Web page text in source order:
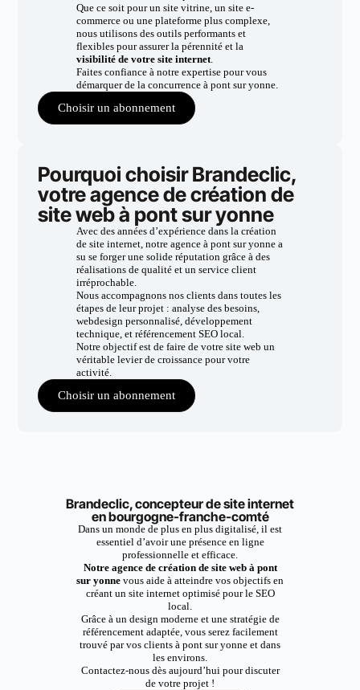
Que ce soit pour un site vitrine, un site e-
commerce ou une plateforme plus complexe,
nous utilisons des outils performants et
flexibles pour assurer la pérennité et la
visibilité de votre site internet.
Faites confiance à notre expertise pour vous
démarquer de la concurrence à pont sur yonne.
Choisir un abonnement
Pourquoi choisir Brandeclic,
votre agence de création de
site web à pont sur yonne
Avec des années d’expérience dans la création
de site internet, notre agence à pont sur yonne a
su se forger une solide réputation grâce à des
réalisations de qualité et un service client
irréprochable.
Nous accompagnons nos clients dans toutes les
étapes de leur projet : analyse des besoins,
webdesign personnalisé, développement
technique, et référencement SEO local.
Notre objectif est de faire de votre site web un
véritable levier de croissance pour votre
activité.
Choisir un abonnement
Brandeclic, concepteur de site internet
en bourgogne-franche-comté
Dans un monde de plus en plus digitalisé, il est
essentiel d’avoir une présence en ligne
professionnelle et efficace.
Notre agence de création de site web à pont
sur yonne vous aide à atteindre vos objectifs en
créant un site internet optimisé pour le SEO
local.
Grâce à un design moderne et une stratégie de
référencement adaptée, vous serez facilement
trouvé par vos clients à pont sur yonne et dans
les environs.
Contactez-nous dès aujourd’hui pour discuter
de votre projet !